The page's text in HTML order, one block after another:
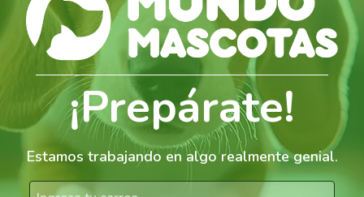
¡Prepárate!
Estamos trabajando en algo realmente genial.